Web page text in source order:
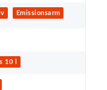
Emissionsarm
10 l